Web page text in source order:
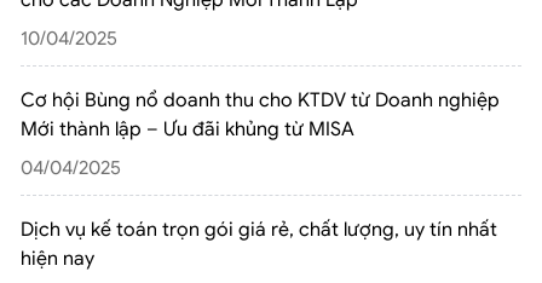
10/04/2025
Cơ hội Bùng nổ doanh thu cho KTDV từ Doanh nghiệp
Mới thành lập – Ưu đãi khủng từ MISA
04/04/2025
Dịch vụ kế toán trọn gói giá rẻ, chất lượng, uy tín nhất
hiện nay